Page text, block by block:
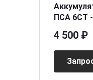
ПСА 6СТ - 65 З-R (о.п)
4 500 ₽